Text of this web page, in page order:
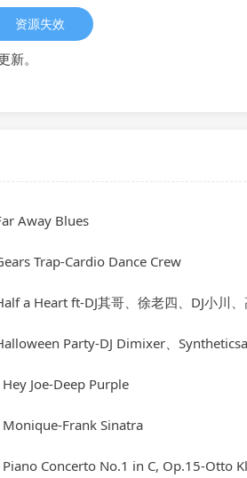
资源失效
。
Away Blues
Trap-Cardio Dance Crew
a Heart ft-DJ其哥、徐老四、DJ小川、高
Party-DJ Dimixer、
Hey Joe-Deep Purple
Monique-Frank Sinatra
Concerto No.1 in C, Op.15-Otto